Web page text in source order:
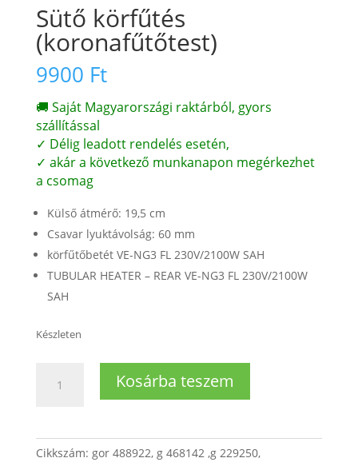
Sütő körfűtés
(koronafűtőtest)
9900 Ft
🚚 Saját Magyarországi raktárból, gyors
szállítással
✓ Délig leadott rendelés esetén,
✓ akár a következő munkanapon megérkezhet
a csomag
Külső átmérő: 19,5 cm
Csavar lyuktávolság: 60 mm
körfűtőbetét VE-NG3 FL 230V/2100W SAH
TUBULAR HEATER – REAR VE-NG3 FL 230V/2100W
SAH
Készleten
körfűtés
Kosárba teszem
Cikkszám: gor 488922, g 468142 ,g 229250,